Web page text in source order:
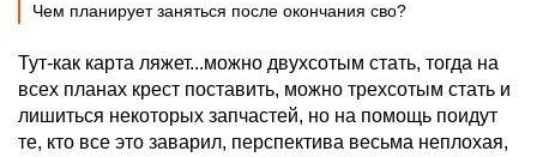
Чем планирует заняться после окончания сво?
Тут-как карта ляжет...можно двухсотым стать, тогда на
всех планах крест поставить, можно трехсотым стать и
лишиться некоторых запчастей, но на помощь поидут
те, кто все это заварил, перспектива весьма неплохая,